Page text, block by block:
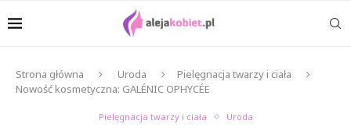
Strona główna Uroda
Pielęgnacja twarzy i ciała
Nowość kosmetyczna: GALÉNIC OPHYCÉE
Pielęgnacja twarzy i ciała Uroda